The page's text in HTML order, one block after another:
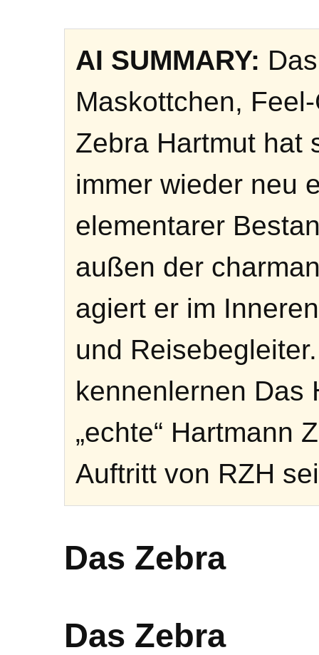
AI SUMMARY:
Maskottchen,
Zebra Hartmut hat
immer wieder neu
elementarer
außen der
agiert er im
und
kennenlernen Das
„echte“ Hartmann
Auftritt von RZH
Das Zebra
Das Zebra